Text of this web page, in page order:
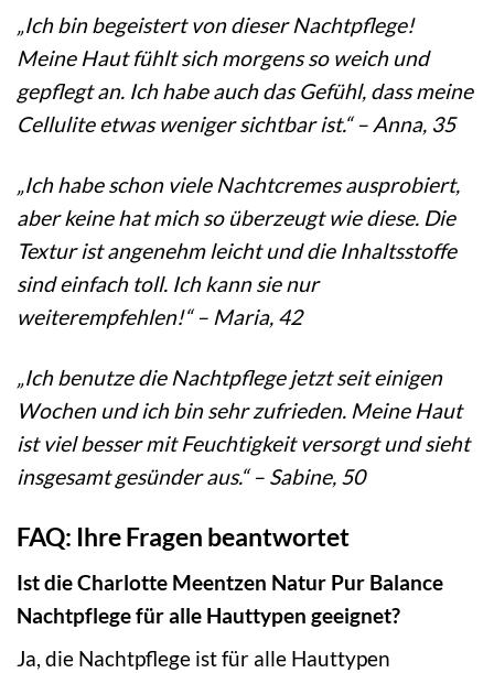
„Ich bin begeistert von dieser Nachtpflege!
Meine Haut fühlt sich morgens so weich und
gepflegt an. Ich habe auch das Gefühl, dass meine
Cellulite etwas weniger sichtbar ist.“ – Anna, 35
„Ich habe schon viele Nachtcremes ausprobiert,
aber keine hat mich so überzeugt wie diese. Die
Textur ist angenehm leicht und die Inhaltsstoffe
sind einfach toll. Ich kann sie nur
weiterempfehlen!“ – Maria, 42
„Ich benutze die Nachtpflege jetzt seit einigen
Wochen und ich bin sehr zufrieden. Meine Haut
ist viel besser mit Feuchtigkeit versorgt und sieht
insgesamt gesünder aus.“ – Sabine, 50
FAQ: Ihre Fragen beantwortet
Ist die Charlotte Meentzen Natur Pur Balance
Nachtpflege für alle Hauttypen geeignet?
Ja, die Nachtpflege ist für alle Hauttypen